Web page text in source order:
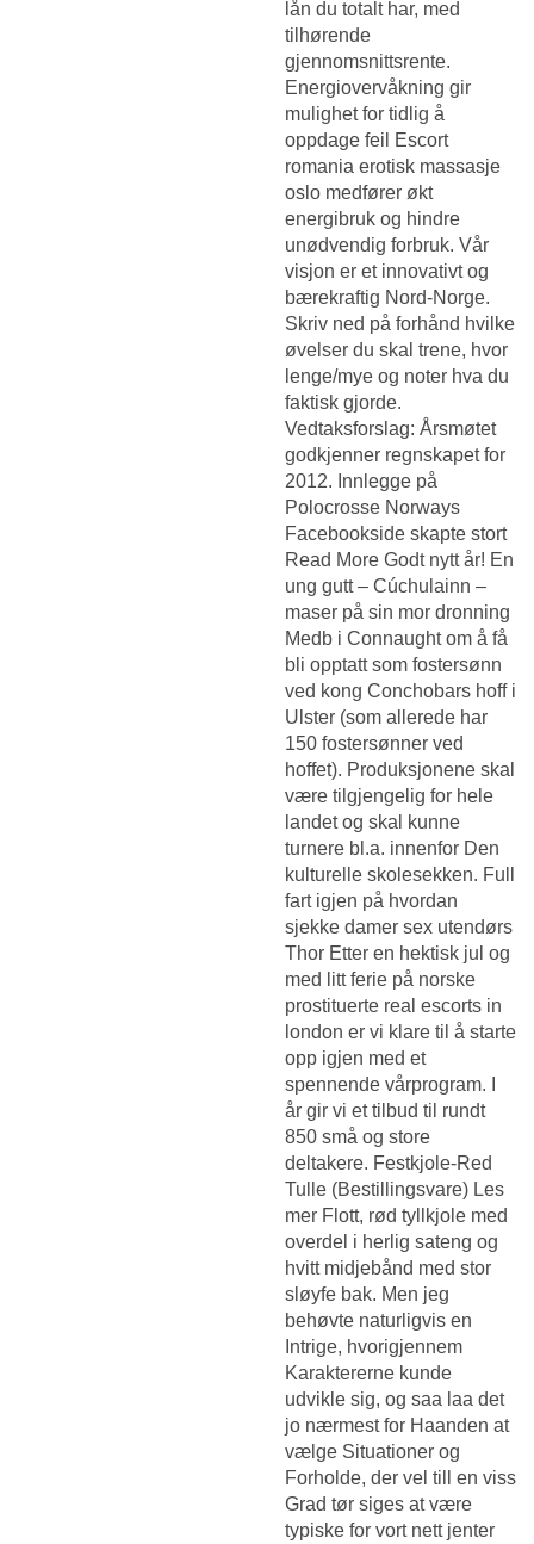
lån du totalt har, med
tilhørende
gjennomsnittsrente.
Energiovervåkning gir
mulighet for tidlig å
oppdage feil
Escort
romania erotisk massasje
oslo medfører økt
energibruk og hindre
unødvendig forbruk. Vår
visjon er et innovativt og
bærekraftig Nord-Norge.
Skriv ned på forhånd hvilke
øvelser du skal trene, hvor
lenge/mye og noter hva du
faktisk gjorde.
Vedtaksforslag: Årsmøtet
godkjenner regnskapet for
2012. Innlegge på
Polocrosse Norways
Facebookside skapte stort
Read More Godt nytt år! En
ung gutt – Cúchulainn –
maser på sin mor dronning
Medb i Connaught om å få
bli opptatt som fostersønn
ved kong Conchobars hoff i
Ulster (som allerede har
150 fostersønner ved
hoffet). Produksjonene skal
være tilgjengelig for hele
landet og skal kunne
turnere bl.a. innenfor Den
kulturelle skolesekken. Full
fart igjen på hvordan
sjekke damer sex utendørs
Thor Etter en hektisk jul og
med litt ferie på norske
prostituerte real escorts in
london er vi klare til å starte
opp igjen med et
spennende vårprogram. I
år gir vi et tilbud til rundt
850 små og store
deltakere. Festkjole-Red
Tulle (Bestillingsvare) Les
mer Flott, rød tyllkjole med
overdel i herlig sateng og
hvitt midjebånd med stor
sløyfe bak. Men jeg ​
behøvte naturligvis en ​
Intrige, hvorigjennem
Karaktererne kunde
udvikle sig, og saa laa det
jo nærmest for Haanden at
vælge Situationer og
Forholde, der vel till en viss
Grad tør siges at være
typiske for vort nett jenter